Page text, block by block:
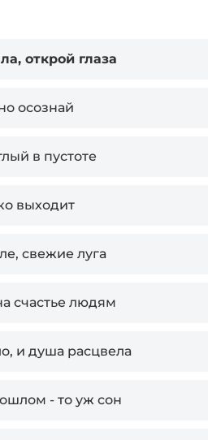
открой глаза
осознай
в пустоте
выходит
свежие луга
счастье людям
и душа расцвела
- то уж сон